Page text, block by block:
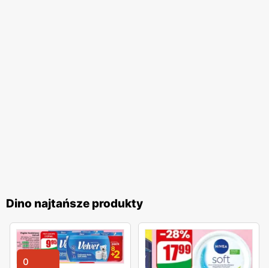
Dino najtańsze produkty
0